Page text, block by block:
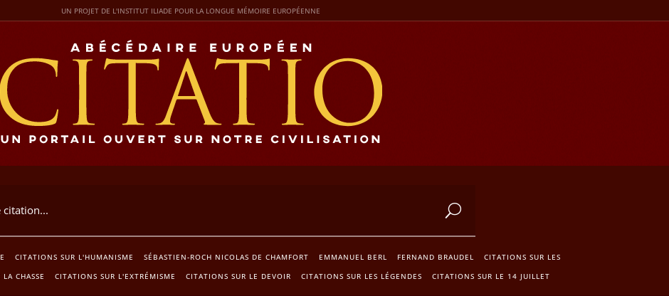
UN PROJET DE L'INSTITUT ILIADE POUR LA LONGUE MÉMOIRE EUROPÉENNE
CITATIONS SUR L'HUMANISME SÉBASTIEN-ROCH NICOLAS DE CHAMFORT EMMANUEL BERL FERNAND BRAUDEL
CITATIONS SUR LES
CHASSE CITATIONS SUR L'EXTRÉMISME CITATIONS SUR LE DEVOIR CITATIONS SUR LES LÉGENDES CITATIONS SUR LE 14 JUILLET